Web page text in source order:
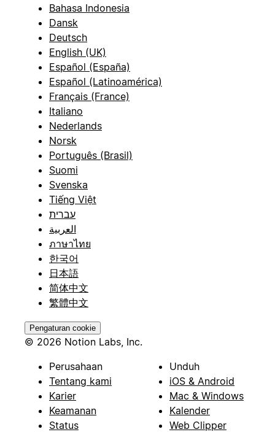
Bahasa Indonesia
Dansk
Deutsch
English (UK)
Español (España)
Español (Latinoamérica)
Français (France)
Italiano
Nederlands
Norsk
Português (Brasil)
Suomi
Svenska
Tiếng Việt
עברית
العربية
ภาษาไทย
한국어
日本語
简体中文
繁體中文
Pengaturan cookie
© 2026 Notion Labs, Inc.
Perusahaan
Tentang kami
Karier
Keamanan
Status
Unduh
iOS & Android
Mac & Windows
Kalender
Web Clipper